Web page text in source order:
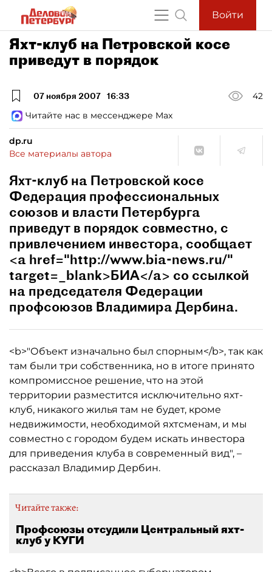
Войти
Яхт-клуб на Петровской косе
приведут в порядок
07 ноября 2007 16:33
42
Читайте нас в мессенджере Max
dp.ru
Все материалы автора
Яхт-клуб на Петровской косе
Федерация профессиональных
союзов и власти Петербурга
приведут в порядок совместно, с
привлечением инвестора, сообщает
<a href="http://www.bia-news.ru/"
target=_blank>БИА</a> со ссылкой
на председателя Федерации
профсоюзов Владимира Дербина.
<b>"Объект изначально был спорным</b>, так как
там были три собственника, но в итоге принято
компромиссное решение, что на этой
территории разместится исключительно яхт-
клуб, никакого жилья там не будет, кроме
недвижимости, необходимой яхтсменам, и мы
совместно с городом будем искать инвестора
для приведения клуба в современный вид", –
рассказал Владимир Дербин.
Читайте также:
Профсоюзы отсудили Центральный яхт-
клуб у КУГИ